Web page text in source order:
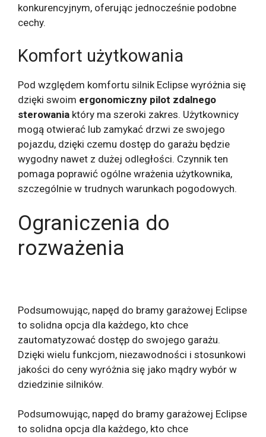
konkurencyjnym, oferując jednocześnie podobne
cechy.
Komfort użytkowania
Pod względem komfortu silnik Eclipse wyróżnia się
dzięki swoim ergonomiczny pilot zdalnego
sterowania który ma szeroki zakres. Użytkownicy
mogą otwierać lub zamykać drzwi ze swojego
pojazdu, dzięki czemu dostęp do garażu będzie
wygodny nawet z dużej odległości. Czynnik ten
pomaga poprawić ogólne wrażenia użytkownika,
szczególnie w trudnych warunkach pogodowych.
Ograniczenia do
rozważenia
Podsumowując, napęd do bramy garażowej Eclipse
to solidna opcja dla każdego, kto chce
zautomatyzować dostęp do swojego garażu.
Dzięki wielu funkcjom, niezawodności i stosunkowi
jakości do ceny wyróżnia się jako mądry wybór w
dziedzinie silników.
Podsumowując, napęd do bramy garażowej Eclipse
to solidna opcja dla każdego, kto chce